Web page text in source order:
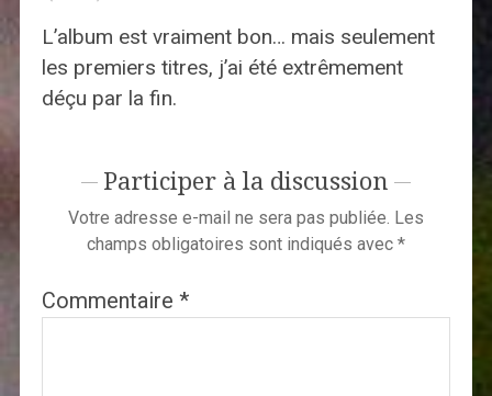
L’album est vraiment bon… mais seulement
les premiers titres, j’ai été extrêmement
déçu par la fin.
Participer à la discussion
Votre adresse e-mail ne sera pas publiée. Les
champs obligatoires sont indiqués avec *
Commentaire *